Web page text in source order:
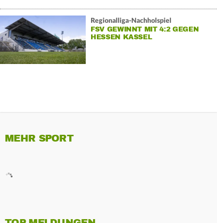
Regionalliga-Nachholspiel
FSV GEWINNT MIT 4:2 GEGEN
HESSEN KASSEL
MEHR SPORT